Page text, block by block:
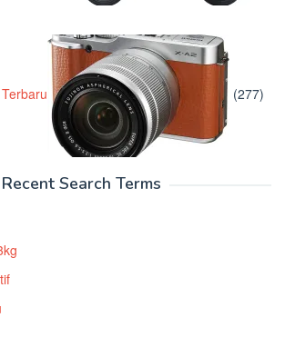
(277)
Recent Search Terms